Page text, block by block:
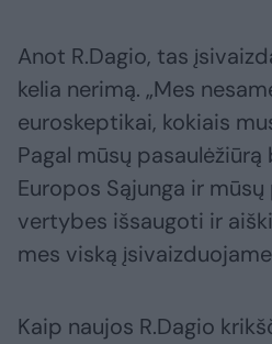
Anot R.Dagio, tas
kelia nerimą. „Mes
euroskeptikai, kokiais
Pagal mūsų
Europos Sąjunga ir
vertybes išsaugoti ir
mes viską
Kaip naujos R.Dagio